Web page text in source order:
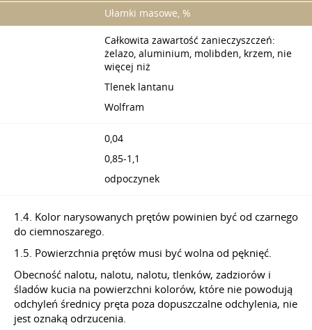
Ułamki masowe, %
Całkowita zawartość zanieczyszczeń:
żelazo, aluminium, molibden, krzem, nie
więcej niż
Tlenek lantanu
Wolfram
0,04
0,85-1,1
odpoczynek
1.4. Kolor narysowanych prętów powinien być od czarnego
do ciemnoszarego.
1.5. Powierzchnia prętów musi być wolna od pęknięć.
Obecność nalotu, nalotu, nalotu, tlenków, zadziorów i
śladów kucia na powierzchni kolorów, które nie powodują
odchyleń średnicy pręta poza dopuszczalne odchylenia, nie
jest oznaką odrzucenia.